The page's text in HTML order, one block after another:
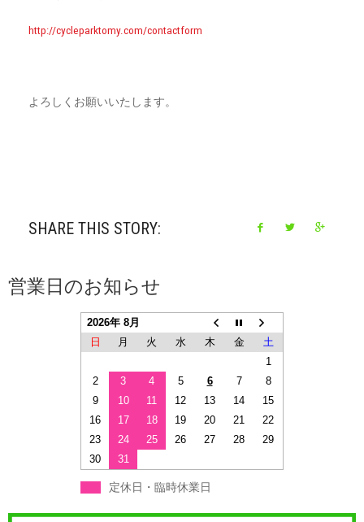
http://cycleparktomy.com/contactform
よろしくお願いいたします。
SHARE THIS STORY:
営業日のお知らせ
2026年 8月
日
月 火 水 木 金
土
1
2
3 4 5 6 7
8
9
10 11 12 13 14
15
16
17 18 19 20 21
22
23
24 25 26 27 28
29
30
31
定休日・臨時休業日